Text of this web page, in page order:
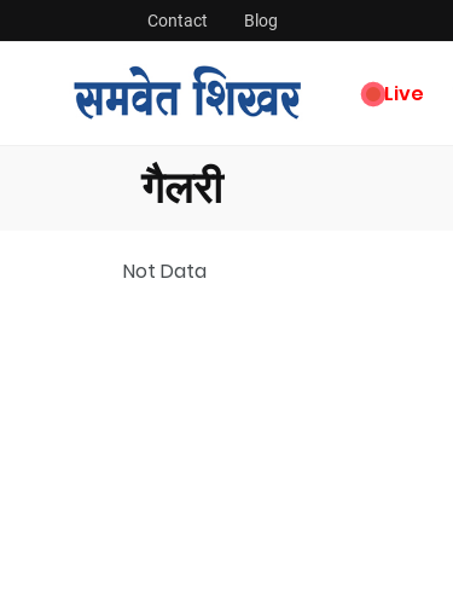
Contact Blog
Live
गैलरी
Not Data